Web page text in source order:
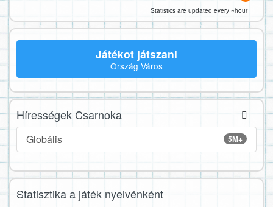
Statistics are updated every ~hour
Játékot játszani
Ország Város
Hírességek Csarnoka
5M+
Globális
Statisztika a játék nyelvénként